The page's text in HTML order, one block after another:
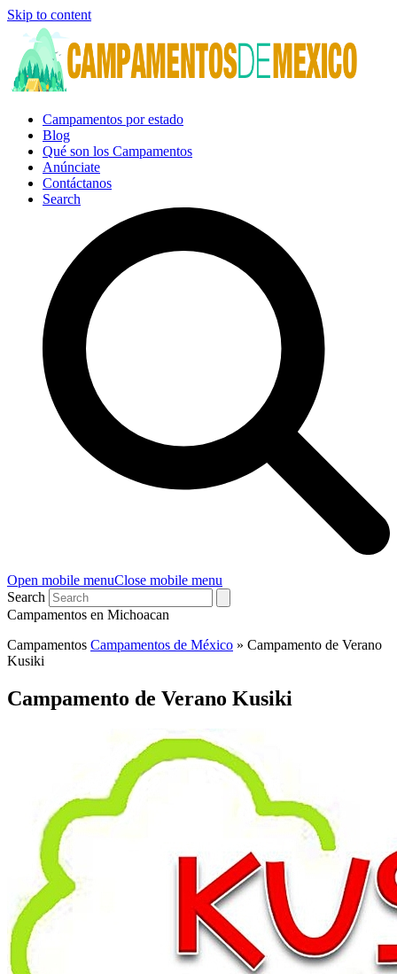
Skip to content
Campamentos por estado
Blog
Qué son los Campamentos
Anúnciate
Contáctanos
Search
Open mobile menuClose mobile menu
Search
Campamentos en Michoacan
Campamentos Campamentos de México » Campamento de Verano
Kusiki
Campamento de Verano Kusiki